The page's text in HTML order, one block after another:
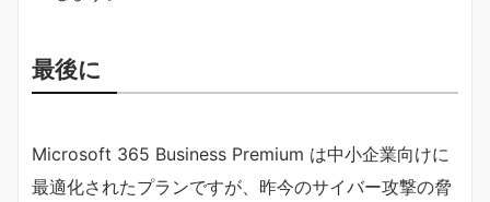
最後に
Microsoft 365 Business Premium は中小企業向けに
最適化されたプランですが、昨今のサイバー攻撃の脅